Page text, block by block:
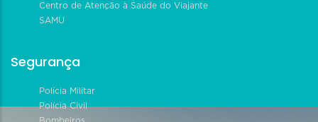
Centro de Atenção à Saúde do Viajante
SAMU
Segurança
Polícia Militar
Polícia Civil